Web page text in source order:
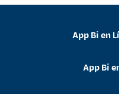
App Bi en
App Bi